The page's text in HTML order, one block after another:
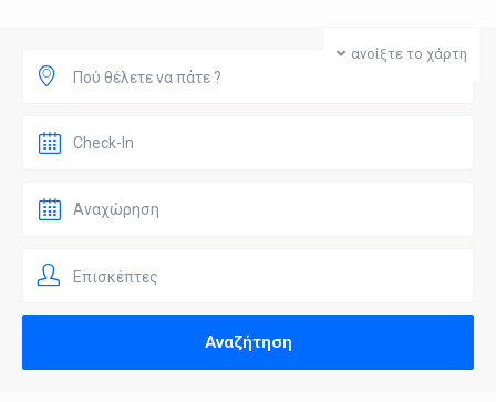
ανοίξτε το χάρτη
Πού θέλετε να πάτε ?
Επισκέπτες